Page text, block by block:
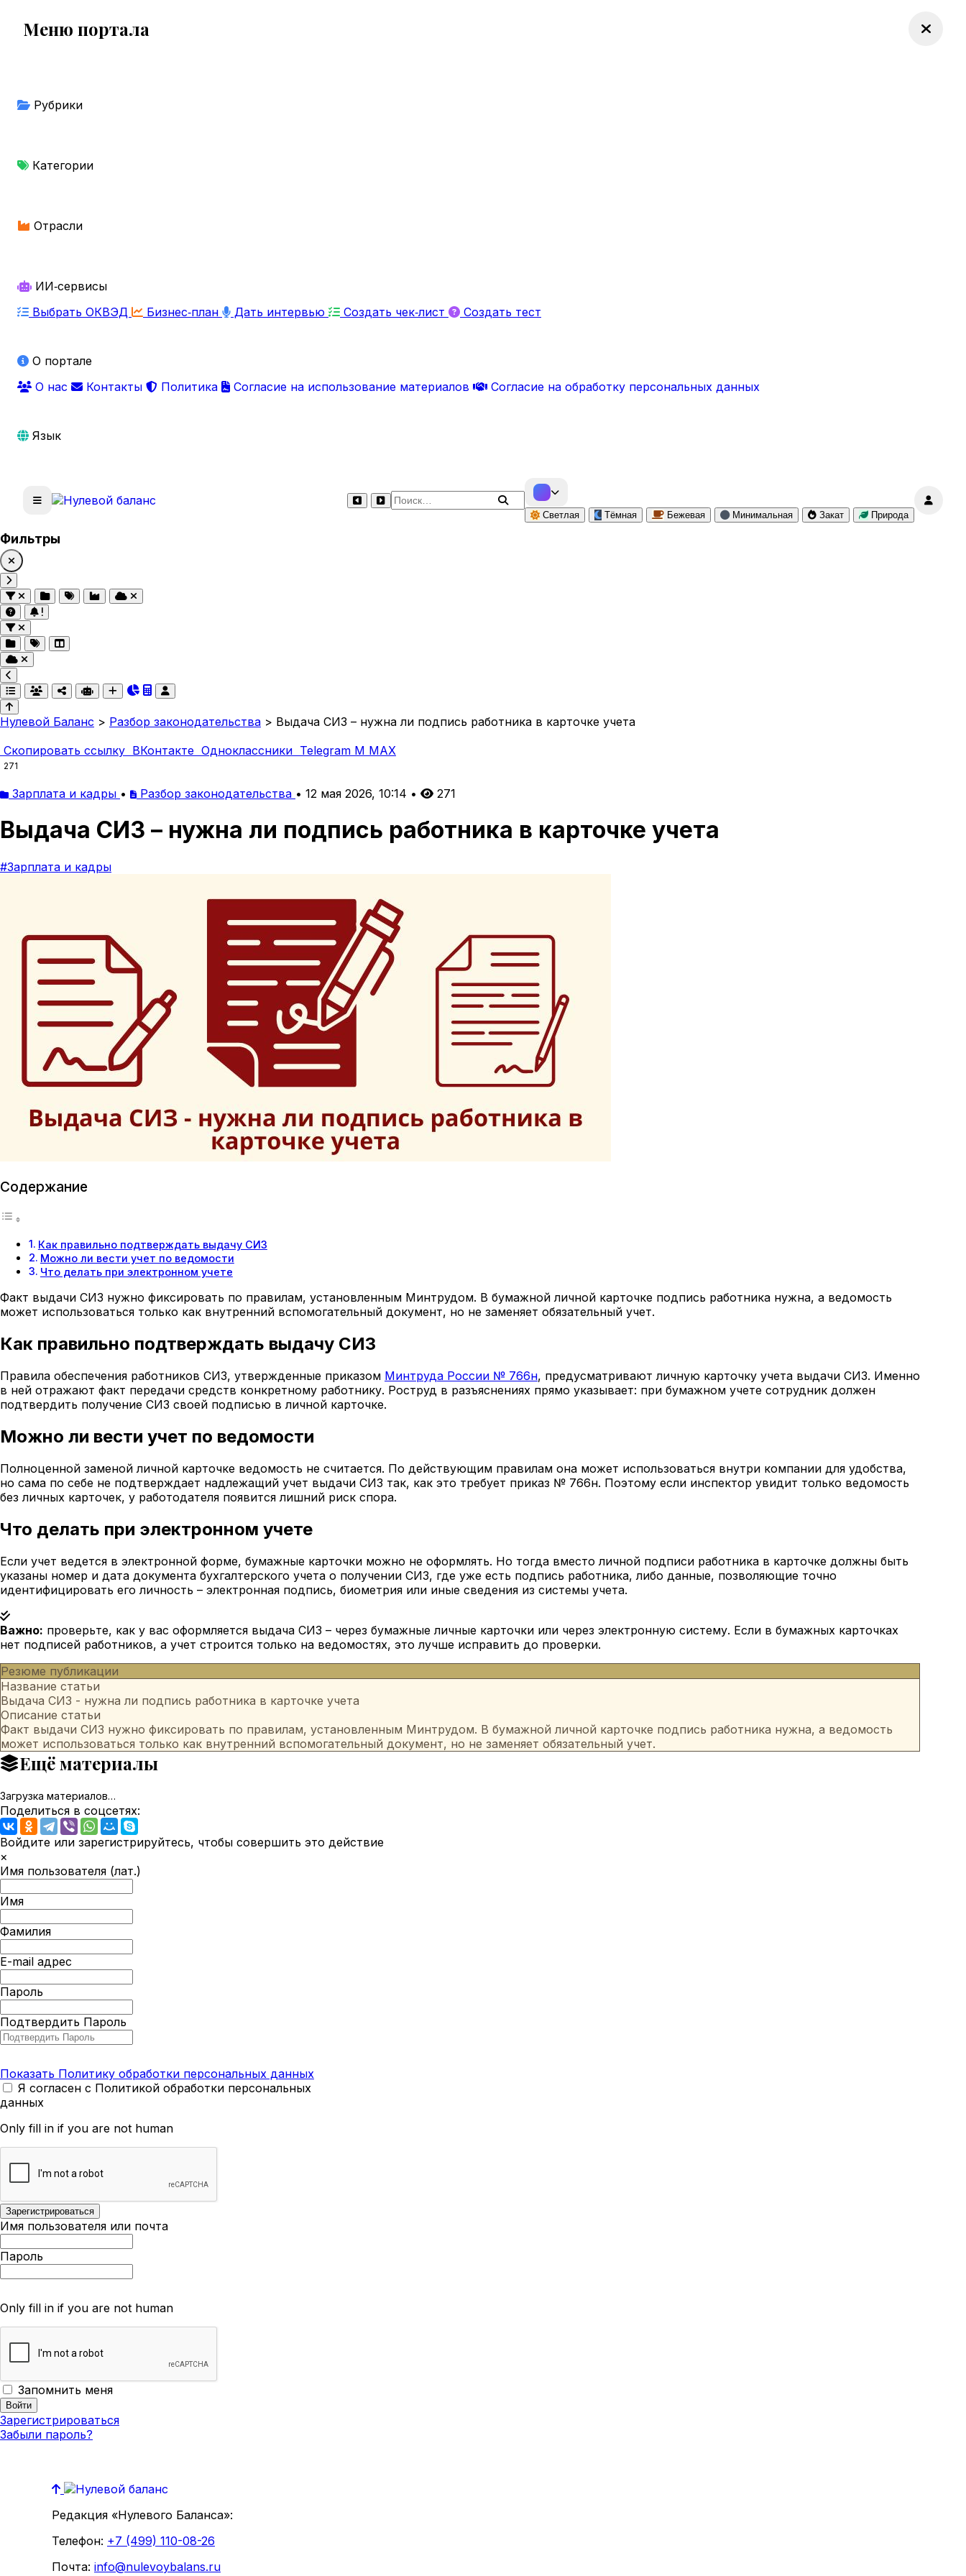
Меню портала
Рубрики
Категории
Отрасли
ИИ‑сервисы
Выбрать ОКВЭД
Бизнес‑план Дать интервью Создать чек‑лист Создать тест
О портале
О нас
Контакты Политика Согласие на использование материалов Согласие на обработку персональных данных
Язык
Поиск по сайту
Светлая Тёмная Бежевая Минимальная Закат Природа
Фильтры
Нулевой Баланс > Разбор законодательства > Выдача СИЗ – нужна ли подпись работника в карточке учета
Скопировать ссылку ВКонтакте Одноклассники Telegram M MAX
271
Зарплата и кадры • Разбор законодательства • 12 мая 2026, 10:14 • 271
Выдача СИЗ – нужна ли подпись работника в карточке учета
#Зарплата и кадры
Содержание
Как правильно подтверждать выдачу СИЗ
Можно ли вести учет по ведомости
Что делать при электронном учете
Факт выдачи СИЗ нужно фиксировать по правилам, установленным Минтрудом. В бумажной личной карточке подпись работника нужна, а ведомость
может использоваться только как внутренний вспомогательный документ, но не заменяет обязательный учет.
Как правильно подтверждать выдачу СИЗ
Правила обеспечения работников СИЗ, утвержденные приказом Минтруда России № 766н, предусматривают личную карточку учета выдачи СИЗ. Именно
в ней отражают факт передачи средств конкретному работнику. Роструд в разъяснениях прямо указывает: при бумажном учете сотрудник должен
подтвердить получение СИЗ своей подписью в личной карточке.
Можно ли вести учет по ведомости
Полноценной заменой личной карточке ведомость не считается. По действующим правилам она может использоваться внутри компании для удобства,
но сама по себе не подтверждает надлежащий учет выдачи СИЗ так, как это требует приказ № 766н. Поэтому если инспектор увидит только ведомость
без личных карточек, у работодателя появится лишний риск спора.
Что делать при электронном учете
Если учет ведется в электронной форме, бумажные карточки можно не оформлять. Но тогда вместо личной подписи работника в карточке должны быть
указаны номер и дата документа бухгалтерского учета о получении СИЗ, где уже есть подпись работника, либо данные, позволяющие точно
идентифицировать его личность – электронная подпись, биометрия или иные сведения из системы учета.
Важно: проверьте, как у вас оформляется выдача СИЗ – через бумажные личные карточки или через электронную систему. Если в бумажных карточках
нет подписей работников, а учет строится только на ведомостях, это лучше исправить до проверки.
Резюме публикации
Название статьи
Выдача СИЗ - нужна ли подпись работника в карточке учета
Описание статьи
Факт выдачи СИЗ нужно фиксировать по правилам, установленным Минтрудом. В бумажной личной карточке подпись работника нужна, а ведомость
может использоваться только как внутренний вспомогательный документ, но не заменяет обязательный учет.
Ещё материалы
Загрузка материалов…
Поделиться в соцсетях:
Войдите или зарегистрируйтесь, чтобы совершить это действие
×
Имя пользователя (лат.)
Имя
Фамилия
E-mail адрес
Пароль
Подтвердить Пароль
Показать Политику обработки персональных данных
Я согласен с Политикой обработки персональных
данных
Only fill in if you are not human
Имя пользователя или почта
Пароль
Only fill in if you are not human
Запомнить меня
Зарегистрироваться
Забыли пароль?
Редакция «Нулевого Баланса»:
Телефон: +7 (499) 110-08-26
Почта: info@nulevoybalans.ru